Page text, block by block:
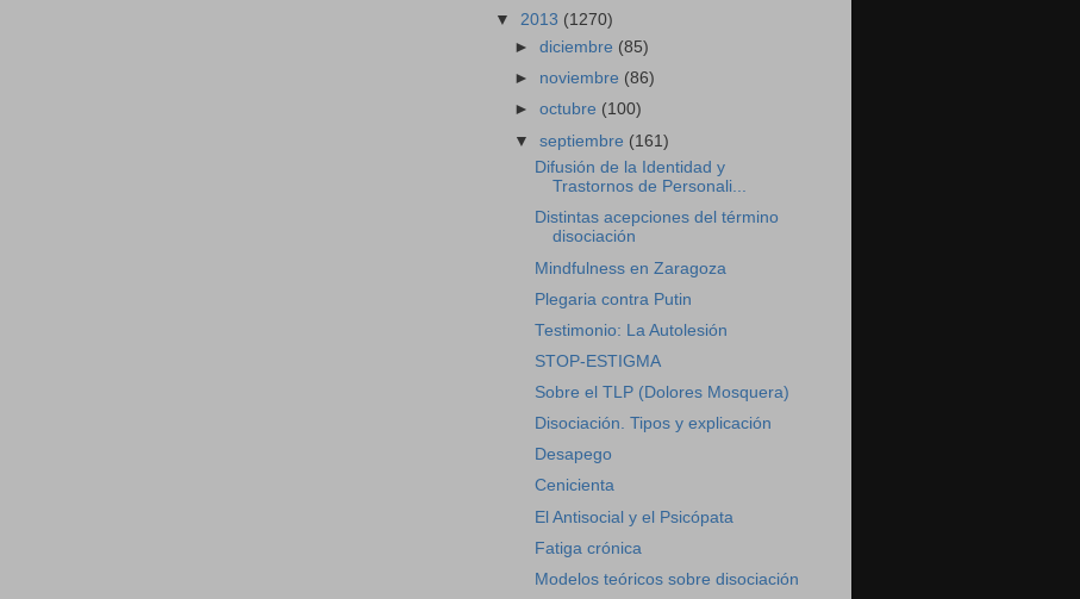
▼ 2013 (1270)
►diciembre (85)
► noviembre (86)
►octubre (100)
▼septiembre (161)
Difusión de la Identidad y
Trastornos de Personali...
Distintas acepciones del término
disociación
Mindfulness en Zaragoza
Plegaria contra Putin
Testimonio: La Autolesión
STOP-ESTIGMA
Sobre el TLP (Dolores Mosquera)
Disociación. Tipos y explicación
Desapego
Cenicienta
El Antisocial y el Psicópata
Fatiga crónica
Modelos teóricos sobre disociación